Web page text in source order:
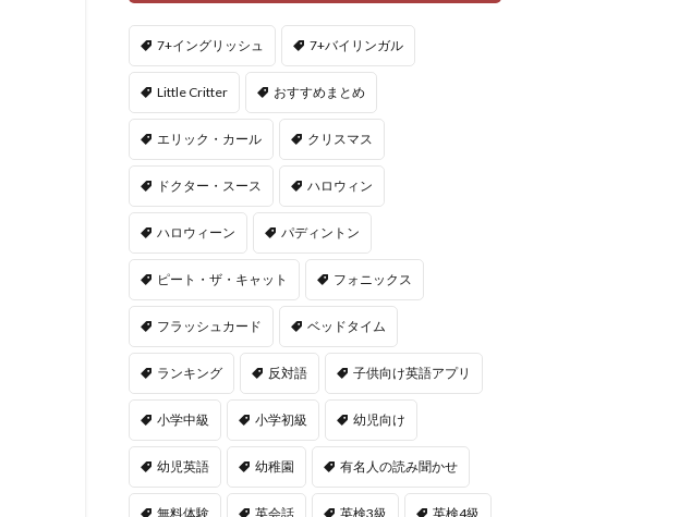
7+イングリッシュ 7+バイリンガル
Little Critter おすすめまとめ
エリック・カール クリスマス
ドクター・スース ハロウィン
ハロウィーン パディントン
ピート・ザ・キャット フォニックス
フラッシュカード ベッドタイム
ランキング 反対語 子供向け英語アプリ
小学中級 小学初級 幼児向け
幼児英語 幼稚園 有名人の読み聞かせ
無料体験 英会話 英検3級 英検4級